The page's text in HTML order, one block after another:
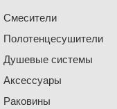
Смесители
Полотенцесушители
Душевые системы
Аксессуары
Раковины